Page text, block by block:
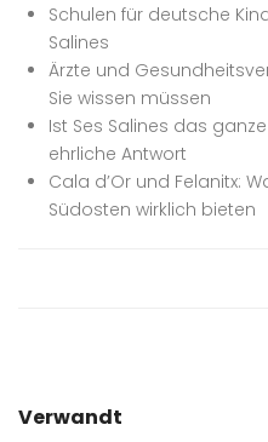
Schulen für deutsche
Salines
Ärzte und
Sie wissen müssen
Ist Ses Salines das
ehrliche Antwort
Cala d’Or und Felanitx:
Südosten wirklich bieten
Verwandt